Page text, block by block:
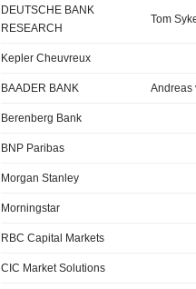
DEUTSCHE BANK
RESEARCH
Tom
Kepler Cheuvreux
BAADER BANK Andreas
Berenberg Bank
BNP Paribas
Morgan Stanley
Morningstar
RBC Capital Markets
CIC Market Solutions